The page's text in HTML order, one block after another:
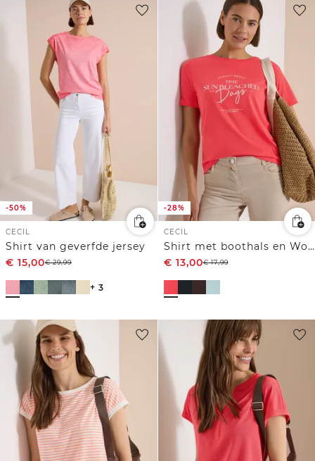
-50%
CECIL
Shirt van geverfde jersey
€ 15,00€29,99
+ 3
-28%
CECIL
Shirt met boothals en Wording Artwork
€ 13,00€17,99